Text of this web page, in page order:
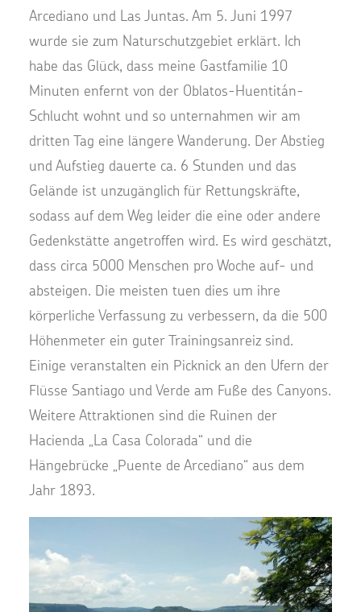
Arcediano und Las Juntas. Am 5. Juni 1997
wurde sie zum Naturschutzgebiet erklärt. Ich
habe das Glück, dass meine Gastfamilie 10
Minuten enfernt von der Oblatos-Huentitán-
Schlucht wohnt und so unternahmen wir am
dritten Tag eine längere Wanderung. Der Abstieg
und Aufstieg dauerte ca. 6 Stunden und das
Gelände ist unzugänglich für Rettungskräfte,
sodass auf dem Weg leider die eine oder andere
Gedenkstätte angetroffen wird. Es wird geschätzt,
dass circa 5000 Menschen pro Woche auf- und
absteigen. Die meisten tuen dies um ihre
körperliche Verfassung zu verbessern, da die 500
Höhenmeter ein guter Trainingsanreiz sind.
Einige veranstalten ein Picknick an den Ufern der
Flüsse Santiago und Verde am Fuße des Canyons.
Weitere Attraktionen sind die Ruinen der
Hacienda „La Casa Colorada“ und die
Hängebrücke „Puente de Arcediano“ aus dem
Jahr 1893.